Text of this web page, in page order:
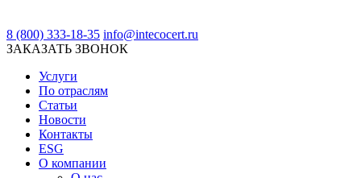
8 (800) 333-18-35 info@intecocert.ru
ЗАКАЗАТЬ ЗВОНОК
Услуги
По отраслям
Статьи
Новости
Контакты
ESG
О компании